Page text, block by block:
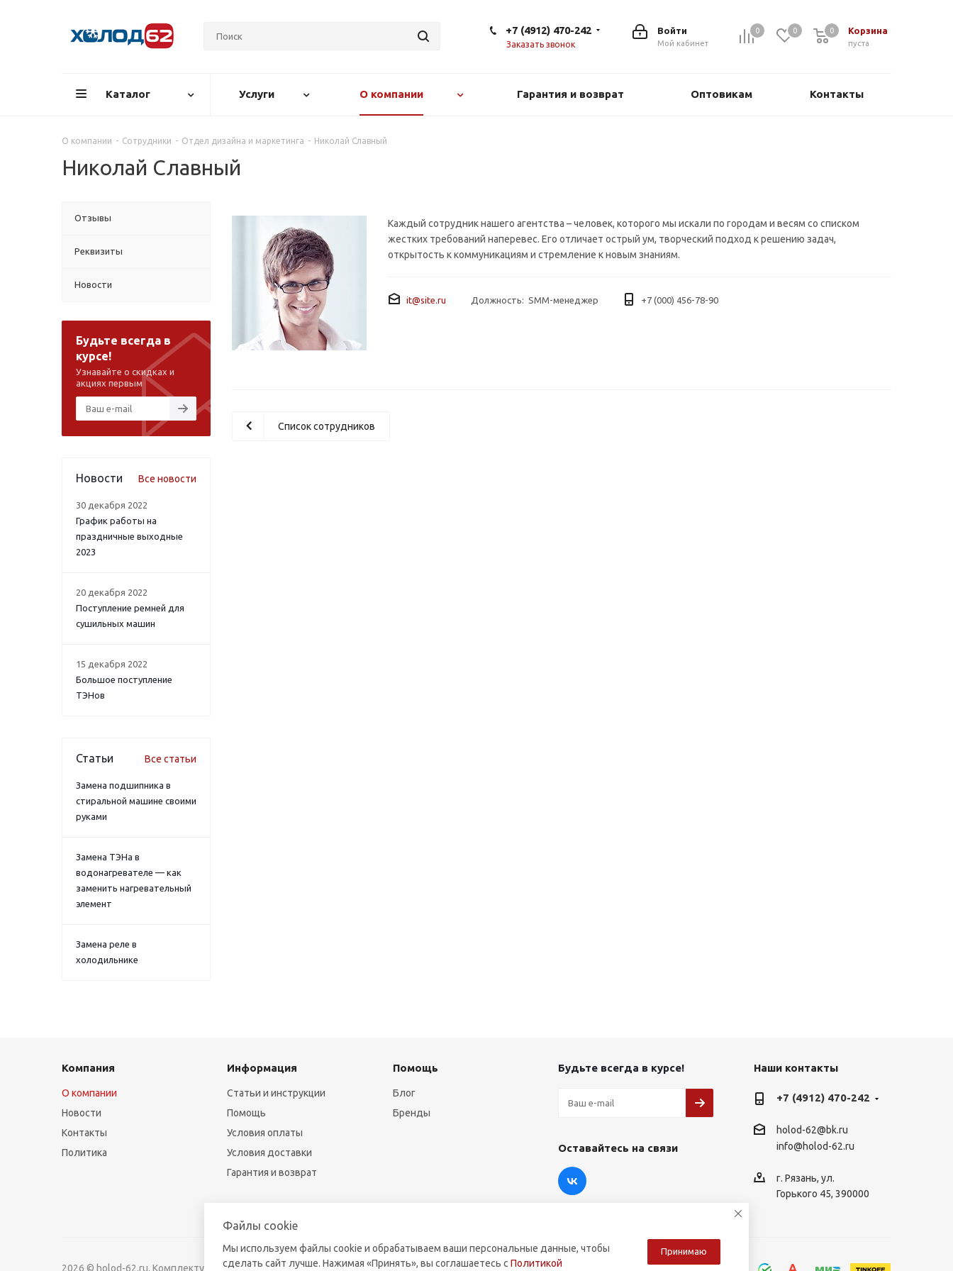
0 0 Корзина
0
пуста
0
Войти
Мой кабинет
+7 (4912) 470-242
Заказать звонок
Каталог Услуги О компании Гарантия и возврат Оптовикам Контакты
О компании - Сотрудники - Отдел дизайна и маркетинга - Николай Славный
Николай Славный
Каждый сотрудник нашего агентства – человек, которого мы искали по городам и весям со списком
жестких требований наперевес. Его отличает острый ум, творческий подход к решению задач,
открытость к коммуникациям и стремление к новым знаниям.
it@site.ru Должность: SMM-менеджер +7 (000) 456-78-90
Список сотрудников
Отзывы
Реквизиты
Новости
Будьте всегда в
курсе!
Узнавайте о скидках и
акциях первым
Новости Все новости
30 декабря 2022
График работы на
праздничные выходные
2023
20 декабря 2022
Поступление ремней для
сушильных машин
15 декабря 2022
Большое поступление
ТЭНов
Статьи Все статьи
Замена подшипника в
стиральной машине своими
руками
Замена ТЭНа в
водонагревателе — как
заменить нагревательный
элемент
Замена реле в
холодильнике
Компания
О компании
Новости
Контакты
Политика
Информация
Статьи и инструкции
Помощь
Условия оплаты
Условия доставки
Гарантия и возврат
Помощь
Блог
Бренды
Будьте всегда в курсе!
Оставайтесь на связи
Наши контакты
+7 (4912) 470-242
holod-62@bk.ru
info@holod-62.ru
г. Рязань, ул.
Горького 45, 390000
2026 © holod-62.ru. Комплектующие для бытовой и коммерческой техники.
Файлы cookie
Мы используем файлы cookie и обрабатываем ваши персональные данные, чтобы
сделать сайт лучше. Нажимая «Принять», вы соглашаетесь с Политикой
Принимаю